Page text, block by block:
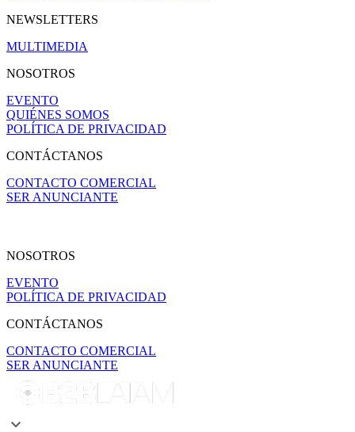
NEWSLETTERS
MULTIMEDIA
NOSOTROS
EVENTO
QUIÉNES SOMOS
POLÍTICA DE PRIVACIDAD
CONTÁCTANOS
CONTACTO COMERCIAL
SER ANUNCIANTE
NOSOTROS
EVENTO
POLÍTICA DE PRIVACIDAD
CONTÁCTANOS
CONTACTO COMERCIAL
SER ANUNCIANTE